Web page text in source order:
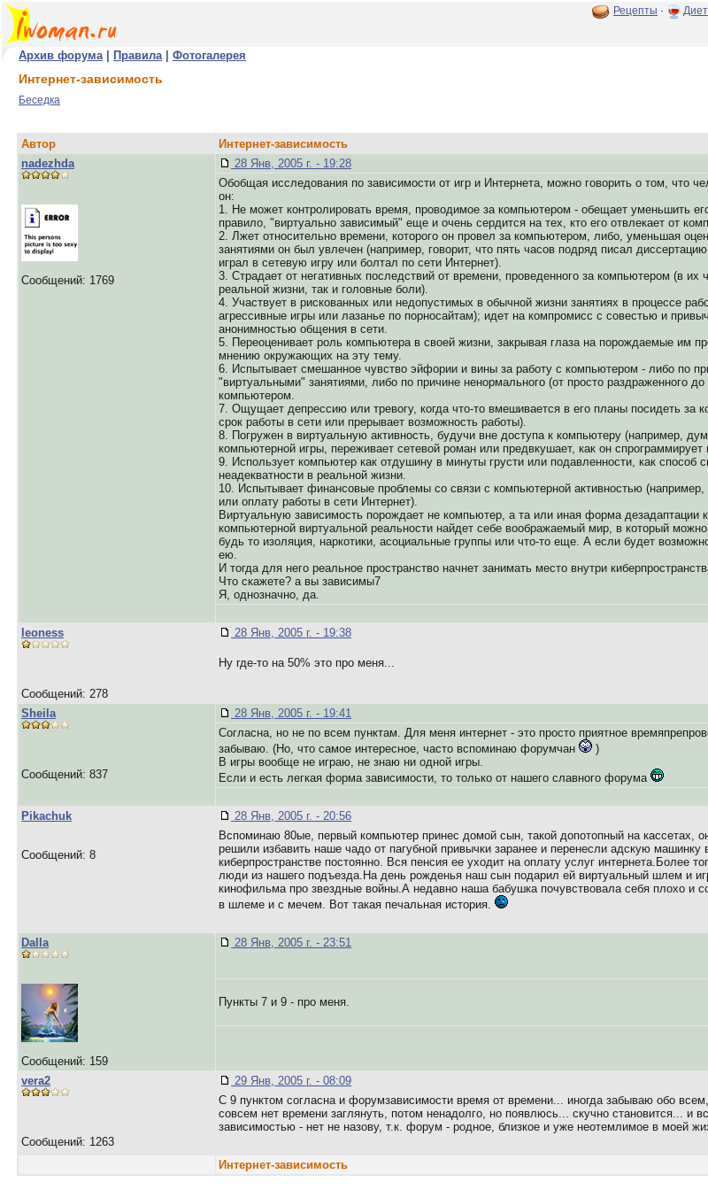
Рецепты ·
Архив форума| Правила| Фотогалерея
Интернет-зависимость
Беседка
Автор
Интернет-зависимость
nadezhda
Сообщений: 1769
28 Янв, 2005 г. - 19:28
Обобщая исследования по зависимости от игр и Интернета, можно говорить о том, что
он:
1. Не может контролировать время, проводимое за компьютером - обещает уменьшить
правило, "виртуально зависимый" еще и очень сердится на тех, кто его отвлекает от
2. Лжет относительно времени, которого он провел за компьютером, либо, уменьшая
занятиями он был увлечен (например, говорит, что пять часов подряд писал
играл в сетевую игру или болтал по сети Интернет).
3. Страдает от негативных последствий от времени, проведенного за компьютером (в
реальной жизни, так и головные боли).
4. Участвует в рискованных или недопустимых в обычной жизни занятиях в процессе
агрессивные игры или лазанье по порносайтам); идет на компромисс с совестью и
анонимностью общения в сети.
5. Переоценивает роль компьютера в своей жизни, закрывая глаза на порождаемые им
мнению окружающих на эту тему.
6. Испытывает смешанное чувство эйфории и вины за работу с компьютером - либо по
"виртуальными" занятиями, либо по причине ненормального (от просто раздраженного
компьютером.
7. Ощущает депрессию или тревогу, когда что-то вмешивается в его планы посидеть за
срок работы в сети или прерывает возможность работы).
8. Погружен в виртуальную активность, будучи вне доступа к компьютеру (например,
компьютерной игры, переживает сетевой роман или предвкушает, как он спрограммирует
9. Использует компьютер как отдушину в минуты грусти или подавленности, как способ
неадекватности в реальной жизни.
10. Испытывает финансовые проблемы со связи с компьютерной активностью
или оплату работы в сети Интернет).
Виртуальную зависимость порождает не компьютер, а та или иная форма дезадаптации
компьютерной виртуальной реальности найдет себе воображаемый мир, в который
будь то изоляция, наркотики, асоциальные группы или что-то еще. А если будет
ею.
И тогда для него реальное пространство начнет занимать место внутри
Что скажете? а вы зависимы7
Я, однозначно, да.
leoness
Сообщений: 278
28 Янв, 2005 г. - 19:38
Ну где-то на 50% это про меня...
Sheila
Сообщений: 837
28 Янв, 2005 г. - 19:41
Согласна, но не по всем пунктам. Для меня интернет - это просто приятное
забываю. (Но, что самое интересное, часто вспоминаю форумчан
)
В игры вообще не играю, не знаю ни одной игры.
Если и есть легкая форма зависимости, то только от нашего славного форума
Pikachuk
Сообщений: 8
28 Янв, 2005 г. - 20:56
Вспоминаю 80ые, первый компьютер принес домой сын, такой допотопный на
решили избавить наше чадо от пагубной привычки заранее и перенесли адскую
киберпространстве постоянно. Вся пенсия ее уходит на оплату услуг интернета.Более
люди из нашего подъезда.На день рожденья наш сын подарил ей виртуальный шлем и
кинофильма про звездные войны.А недавно наша бабушка почувствовала себя плохо и
в шлеме и с мечем. Вот такая печальная история.
Dalla
Сообщений: 159
28 Янв, 2005 г. - 23:51
Пункты 7 и 9 - про меня.
vera2
Сообщений: 1263
29 Янв, 2005 г. - 08:09
С 9 пунктом согласна и форумзависимости время от времени... иногда забываю обо
совсем нет времени заглянуть, потом ненадолго, но появлюсь... скучно становится... и
зависимостью - нет не назову, т.к. форум - родное, близкое и уже неотемлимое в моей
Интернет-зависимость